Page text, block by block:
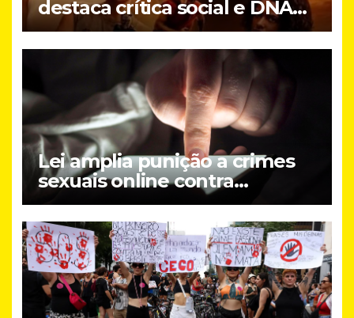
destaca crítica social e DNA
brasileiro do novo filme do
Prime Video
Lei amplia punição a crimes
sexuais online contra
crianças; entenda